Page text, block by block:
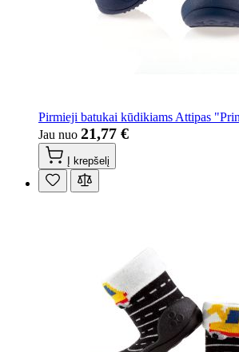
Pirmieji batukai kūdikiams Attipas
Jau nuo 21,77 €
Į krepšelį